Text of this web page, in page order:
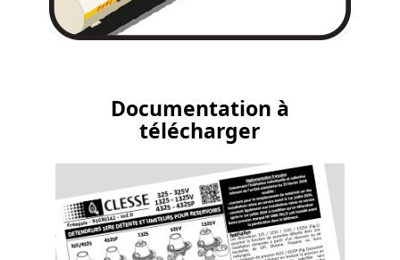
Documentation à
télécharger